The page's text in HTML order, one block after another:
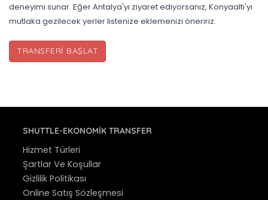
deneyimi sunar. Eğer Antalya'yı ziyaret ediyorsanız, Konyaaltı'yı
mutlaka gezilecek yerler listenize eklemenizi öneririz.
TRANSFERI BAŞLAT
SHUTTLE-EKONOMIK TRANSFER
Hizmet Türleri
Şartlar Ve Koşullar
Gizlilik Politikası
Online Satış Sözleşmesi